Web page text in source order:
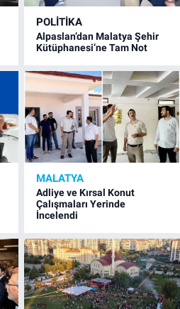
POLITIKA
Alpaslan’dan Malatya Şehir
Kütüphanesi’ne Tam Not
MALATYA
Adliye ve Kırsal Konut
Çalışmaları Yerinde
İncelendi